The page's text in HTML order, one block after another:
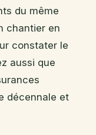
du même
chantier en
constater le
aussi que
décennale et